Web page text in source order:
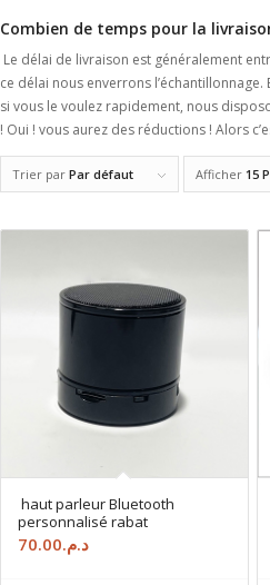
Combien de temps pour la
Le délai de livraison est généralement
ce délai nous enverrons
si vous le voulez rapidement, nous
! Oui ! vous aurez des réductions ! Alors
Trier par Par défaut Afficher 15
haut parleur Bluetooth
personnalisé rabat
د.م.70.00